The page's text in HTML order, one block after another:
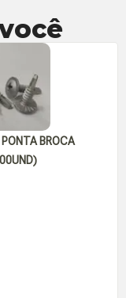
BROCA